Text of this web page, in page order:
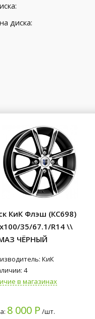
диска:
КиК Флэш (КС698)
35/67.1/R14 \\
ЧЁРНЫЙ
КиК
4
в магазинах
8 000 Р /шт.